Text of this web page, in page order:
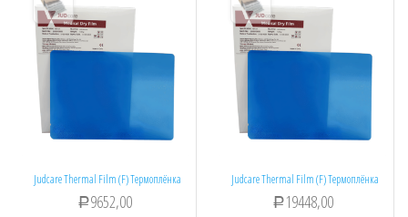
Judcare Thermal Film (F) Термоплёнка
Р9652,00
Judcare Thermal Film (F) Термоплёнка
Р 19448,00